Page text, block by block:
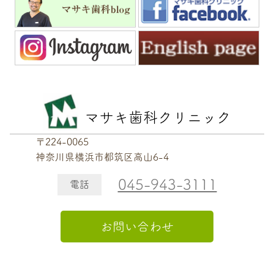
マサキ歯科クリニック
〒224-0065
神奈川県横浜市都筑区高山6-4
電話 045-943-3111
お問い合わせ